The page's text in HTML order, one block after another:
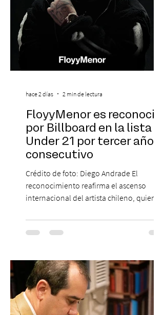
FloyyMenor es reconocido
por Billboard en la lista 21
Under 21 por tercer año
consecutivo
Crédito de foto: Diego Andrade El
reconocimiento reafirma el ascenso
internacional del artista chileno, quien
en la escena global. MIAMI, FL (3 de agosto
de 2026) — FloyyMenor ha sido
Under 21 por tercer año consecutivo,
formando parte una vez más de la
selección anual de la publicación que
destaca a los artistas menores de 21 años
más influyentes de la industria musical.
hace 2 días 2 min de lectura